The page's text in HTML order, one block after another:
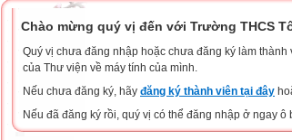
Chào mừng quý vị đến với Trường THCS
Quý vị chưa đăng nhập hoặc chưa đăng ký làm
của Thư viện về máy tính của mình.
Nếu chưa đăng ký, hãy đăng ký thành viên tại đây
Nếu đã đăng ký rồi, quý vị có thể đăng nhập ở ngay ô